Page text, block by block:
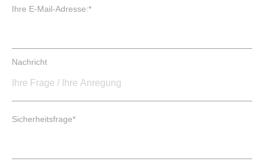
h
e
l
P
h
t
l
Ihre E-Mail-Adresse:*
Nachricht
P
Sicherheitsfrage*